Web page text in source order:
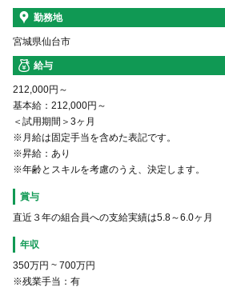
勤務地
宮城県仙台市
給与
212,000円～
基本給：212,000円～
＜試用期間＞3ヶ月
※月給は固定手当を含めた表記です。
※昇給：あり
※年齢とスキルを考慮のうえ、決定します。
賞与
直近３年の組合員への支給実績は5.8～6.0ヶ月
年収
350万円 ~ 700万円
※残業手当：有